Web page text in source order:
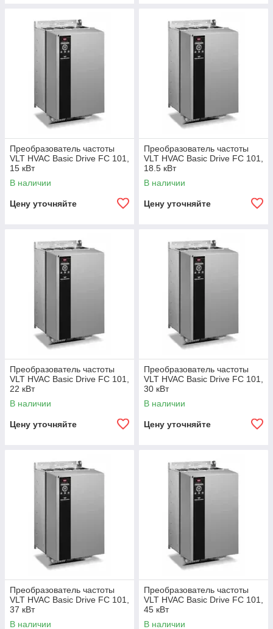
Преобразователь частоты
VLT HVAC Basic Drive FC 101,
15 кВт
В наличии
Цену уточняйте
Преобразователь частоты
VLT HVAC Basic Drive FC 101,
18.5 кВт
В наличии
Цену уточняйте
Преобразователь частоты
VLT HVAC Basic Drive FC 101,
22 кВт
В наличии
Цену уточняйте
Преобразователь частоты
VLT HVAC Basic Drive FC 101,
30 кВт
В наличии
Цену уточняйте
Преобразователь частоты
VLT HVAC Basic Drive FC 101,
37 кВт
В наличии
Преобразователь частоты
VLT HVAC Basic Drive FC 101,
45 кВт
В наличии